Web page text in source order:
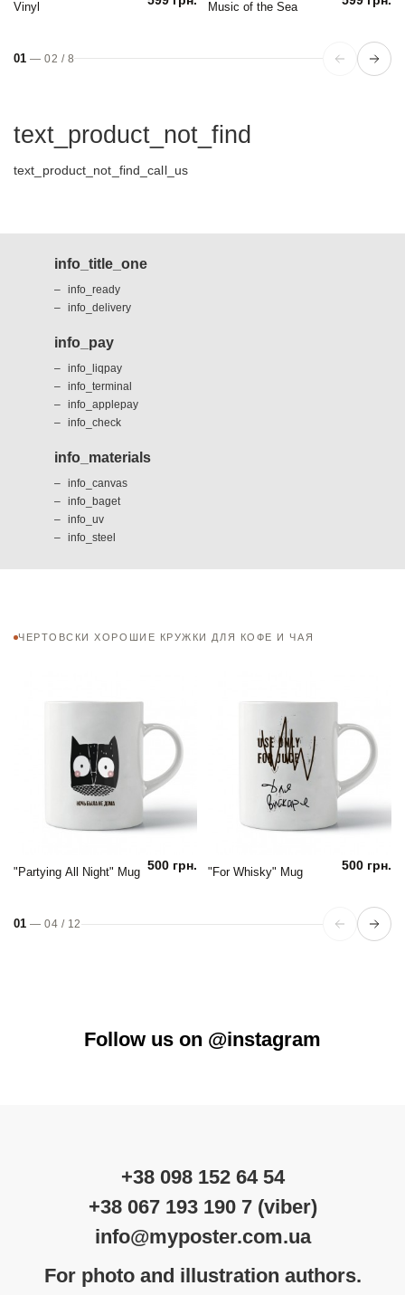
Vinyl Music of the Sea
01 —02 / 8
text_product_not_find
text_product_not_find_call_us
info_title_one
info_ready
info_delivery
info_pay
info_liqpay
info_terminal
info_applepay
info_check
info_materials
info_canvas
info_baget
info_uv
info_steel
ЧЕРТОВСКИ ХОРОШИЕ КРУЖКИ ДЛЯ КОФЕ И ЧАЯ
"Partying All Night" Mug 500 грн. "For Whisky" Mug 500 грн.
01 —04 / 12
Follow us on @instagram
+38 098 152 64 54
+38 067 193 190 7 (viber)
info@myposter.com.ua
For photo and illustration authors.